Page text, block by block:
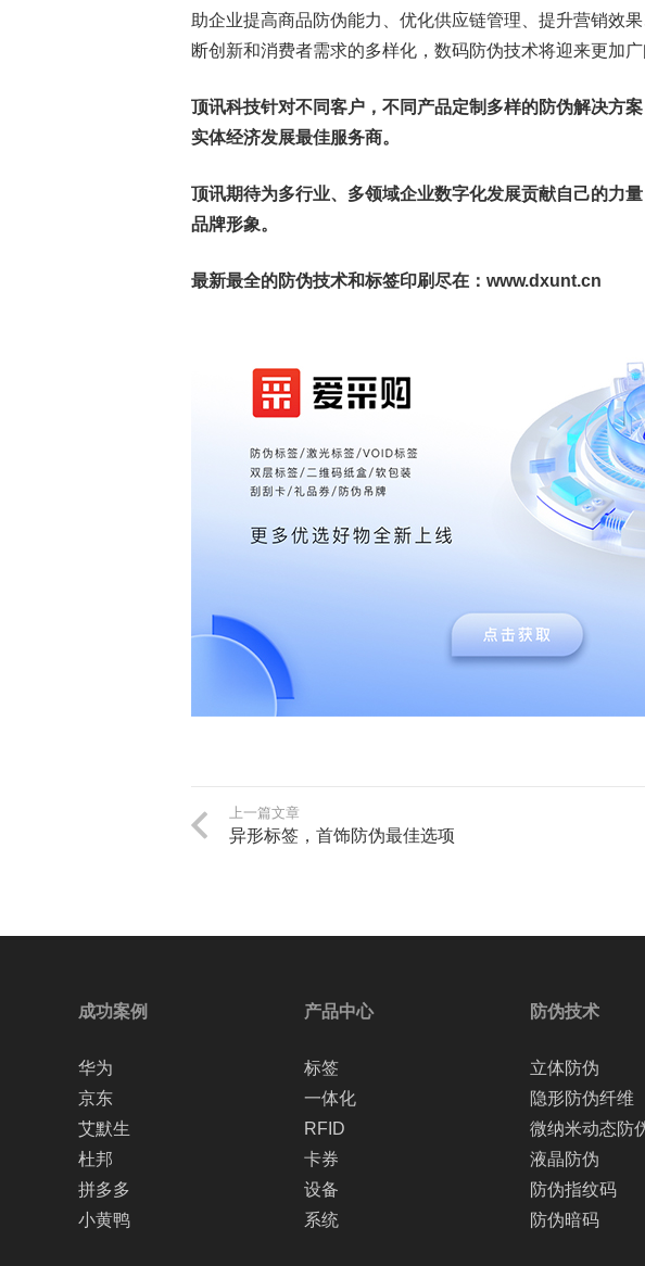
助企业提高商品防伪能力、优化供应链管理、提升营销效
断创新和消费者需求的多样化，数码防伪技术将迎来更加广
顶讯科技针对不同客户，不同产品定制多样的防伪解决方
实体经济发展最佳服务商。
顶讯期待为多行业、多领域企业数字化发展贡献自己的力
品牌形象。
最新最全的防伪技术和标签印刷尽在：www.dxunt.cn
上一篇文章
异形标签，首饰防伪最佳选项
成功案例
华为
京东
艾默生
杜邦
拼多多
小黄鸭
产品中心
标签
一体化
RFID
卡券
设备
系统
防伪技术
立体防伪
隐形防伪纤维
微纳米动态防
液晶防伪
防伪指纹码
防伪暗码